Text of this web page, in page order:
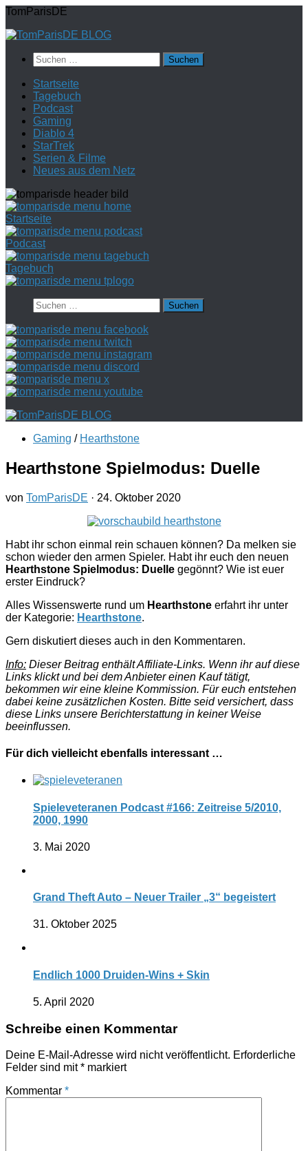
Zum
springen
TomParisDE
Suchen
nach:
Startseite
Tagebuch
Podcast
Gaming
Diablo 4
StarTrek
Serien & Filme
Neues aus dem Netz
Startseite
Podcast
Tagebuch
Suchen
nach:
Gaming / Hearthstone
Hearthstone Spielmodus: Duelle
von TomParisDE · 24. Oktober 2020
Habt ihr schon einmal rein schauen können? Da melken sie
schon wieder den armen Spieler. Habt ihr euch den neuen
Hearthstone Spielmodus: Duelle gegönnt? Wie ist euer
erster Eindruck?
Alles Wissenswerte rund um Hearthstone erfahrt ihr unter
der Kategorie: Hearthstone.
Gern diskutiert dieses auch in den Kommentaren.
Info: Dieser Beitrag enthält Affiliate-Links. Wenn ihr auf diese
Links klickt und bei dem Anbieter einen Kauf tätigt,
bekommen wir eine kleine Kommission. Für euch entstehen
dabei keine zusätzlichen Kosten. Bitte seid versichert, dass
diese Links unsere Berichterstattung in keiner Weise
beeinflussen.
Für dich vielleicht ebenfalls interessant …
Spieleveteranen Podcast #166: Zeitreise 5/2010,
2000, 1990
3. Mai 2020
Grand Theft Auto – Neuer Trailer „3“ begeistert
31. Oktober 2025
Endlich 1000 Druiden-Wins + Skin
5. April 2020
Schreibe einen Kommentar
Deine E-Mail-Adresse wird nicht veröffentlicht. Erforderliche
Felder sind mit* markiert
Kommentar *